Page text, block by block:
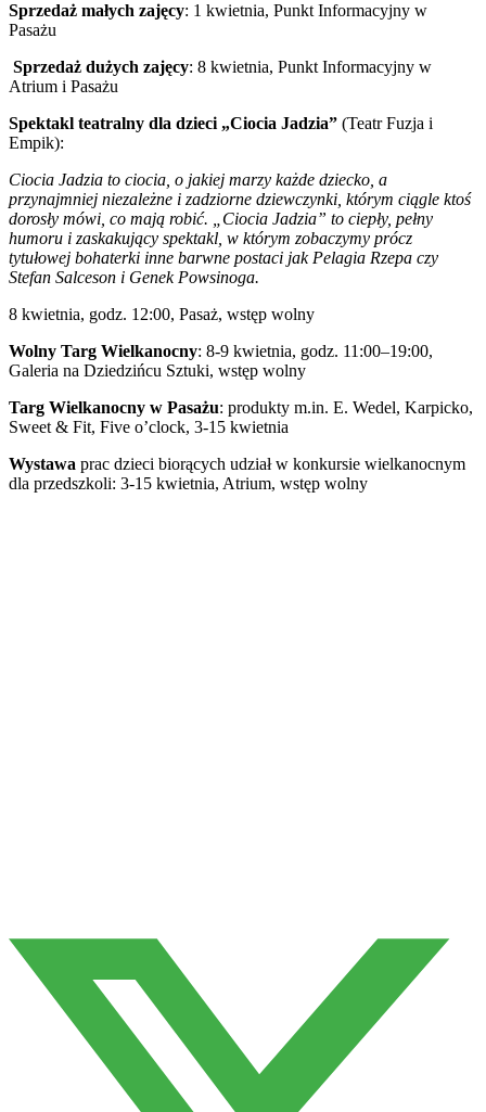
Sprzedaż małych zajęcy: 1 kwietnia, Punkt Informacyjny w
Pasażu
Sprzedaż dużych zajęcy: 8 kwietnia, Punkt Informacyjny w
Atrium i Pasażu
Spektakl teatralny dla dzieci „Ciocia Jadzia” (Teatr Fuzja i
Empik):
Ciocia Jadzia to ciocia, o jakiej marzy każde dziecko, a
przynajmniej niezależne i zadziorne dziewczynki, którym ciągle ktoś
dorosły mówi, co mają robić. „Ciocia Jadzia” to ciepły, pełny
humoru i zaskakujący spektakl, w którym zobaczymy prócz
tytułowej bohaterki inne barwne postaci jak Pelagia Rzepa czy
Stefan Salceson i Genek Powsinoga.
8 kwietnia, godz. 12:00, Pasaż, wstęp wolny
Wolny Targ Wielkanocny: 8-9 kwietnia, godz. 11:00–19:00,
Galeria na Dziedzińcu Sztuki, wstęp wolny
Targ Wielkanocny w Pasażu: produkty m.in. E. Wedel, Karpicko,
Sweet & Fit, Five o’clock, 3-15 kwietnia
Wystawa prac dzieci biorących udział w konkursie wielkanocnym
dla przedszkoli: 3-15 kwietnia, Atrium, wstęp wolny